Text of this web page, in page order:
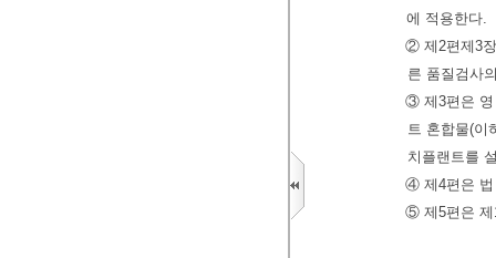
에 적용한다.
② 제2편제3
른 품질검사
③ 제3편은 영
트 혼합물(이
치플랜트를
④ 제4편은 법
⑤ 제5편은 제